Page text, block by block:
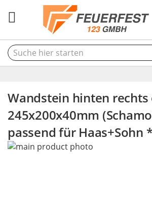
Wandstein hinten
245x200x40mm
passend für Haas+Sohn
Skip